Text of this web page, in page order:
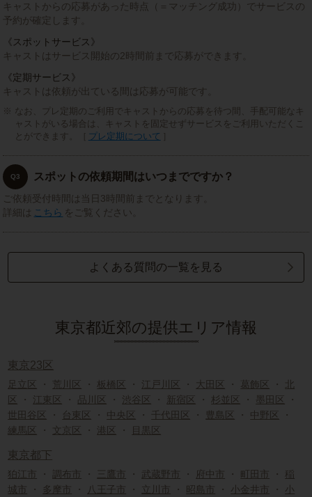
キャストからの応募があった時点（＝マッチング成功）でサービスの
予約が確定します。
《スポットサービス》
キャストはサービス開始の2時間前まで応募ができます。
《定期サービス》
キャストは依頼が出ている間は応募が可能です。
なお、プレ定期のご利用でキャストからの応募を待つ間、手配可能なキ
ャストがいる場合は、キャストを固定せずサービスをご利用いただくこ
とができます。［ プレ定期について ］
Q3 スポットの依頼期間はいつまでですか？
ご依頼受付時間は当日3時間前までとなります。
詳細は こちら をご覧ください。
よくある質問の一覧を見る
東京都近郊の提供エリア情報
東京23区
足立区 ・ 荒川区 ・板橋区 ・ 江戸川区 ・ 大田区 ・ 葛飾区 ・ 北
区
・ 江東区 ・ 品川区 ・ 渋谷区 ・ 新宿区 ・杉並区 ・ 墨田区
・
世田谷区
・ 台東区 ・ 中央区 ・ 千代田区 ・ 豊島区 ・ 中野区
・
練馬区
・ 文京区 ・ 港区 ・ 目黒区
東京都下
狛江市 ・ 調布市 ・ 三鷹市 ・ 武蔵野市 ・ 府中市 ・ 町田市 ・ 稲
城市
・ 多摩市 ・ 八王子市 ・ 立川市 ・ 昭島市 ・ 小金井市 ・ 小